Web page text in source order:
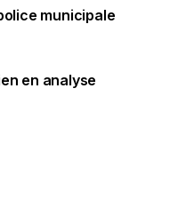
municipale
en analyse